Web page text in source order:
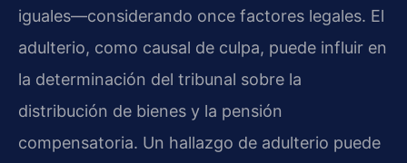
iguales—considerando once factores legales. El
adulterio, como causal de culpa, puede influir en
la determinación del tribunal sobre la
distribución de bienes y la pensión
compensatoria. Un hallazgo de adulterio puede